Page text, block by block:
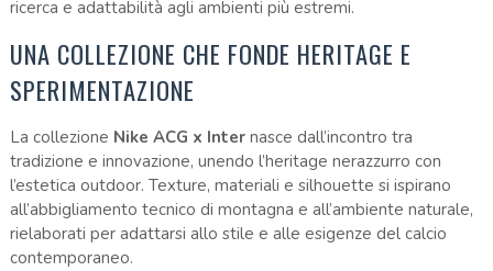
ricerca e adattabilità agli ambienti più estremi.
UNA COLLEZIONE CHE FONDE HERITAGE E
SPERIMENTAZIONE
La collezione Nike ACG x Internasce dall’incontro tra
tradizione e innovazione, unendo l’heritage nerazzurro con
l’estetica outdoor. Texture, materiali e silhouette si ispirano
all’abbigliamento tecnico di montagna e all’ambiente naturale,
rielaborati per adattarsi allo stile e alle esigenze del calcio
contemporaneo.